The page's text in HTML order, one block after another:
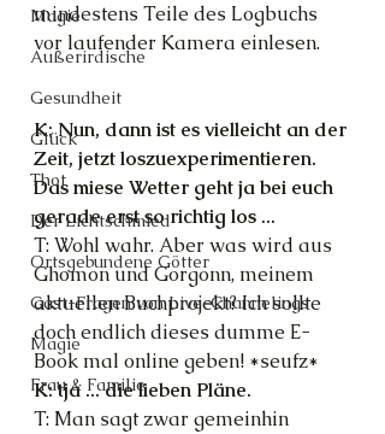
Magie
Außerirdische
Gesundheit
Glück
Thot
Der Lichtschmied
Ortsgebundene Götter
Gast-Fragen von Live-Channelings
Magie
Frau & Familie
mindestens Teile des Logbuchs
vor laufender Kamera einlesen.
K: Nun, dann ist es vielleicht an der
Zeit, jetzt loszuexperimentieren.
Das miese Wetter geht ja bei euch
gerade erst so richtig los ...
T: Wohl wahr. Aber was wird aus
Ghomon und Gorgonn, meinem
aktuellen Buchprojekt? Ich sollte
doch endlich dieses dumme E-
Book mal online geben! *seufz*
K: tja ... die lieben Pläne.
T: Man sagt zwar gemeinhin